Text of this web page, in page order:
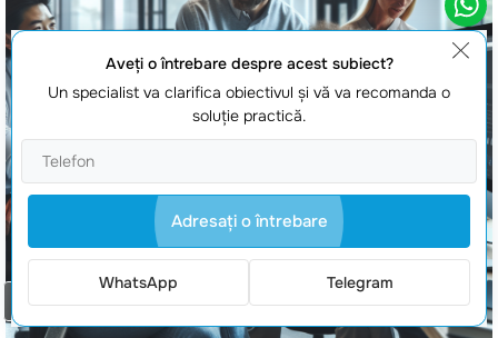
Aveţi o întrebare despre acest subiect?
Un specialist va clarifica obiectivul şi vă va recomanda o
soluţie practică.
Adresaţi o întrebare
WhatsApp Telegram
Comanda un apel